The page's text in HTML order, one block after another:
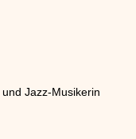
Jazz-Musikerin